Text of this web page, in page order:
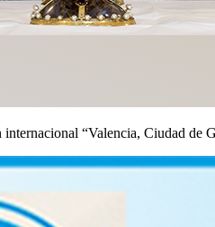
“Valencia, Ciudad de